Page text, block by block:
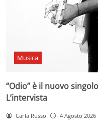
Musica
“Odio” è il nuovo
L’intervista
Carla Russo 4 Agosto 2026